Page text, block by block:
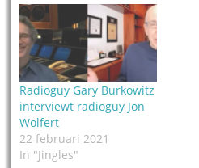
Radioguy Gary Burkowitz
interviewt radioguy Jon
Wolfert
22 februari 2021
In "Jingles"